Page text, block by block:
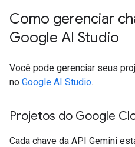
Como gerenciar
Google AI Studio
Você pode gerenciar seus
no Google AI Studio.
Projetos do Google
Cada chave da API Gemini